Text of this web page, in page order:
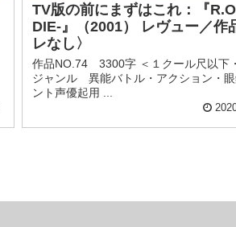
TV版の前にまずはこれ：『
DIE-』（2001） レヴュー／作
レなし〉
作品NO.74 3300字 ＜１クール尺以
ジャンル 異能バトル・アクション・
ント声優起用 ...